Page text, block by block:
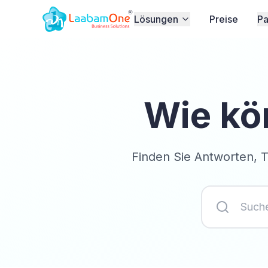
Lösungen Preise
Wie
Finden Sie Antworten,